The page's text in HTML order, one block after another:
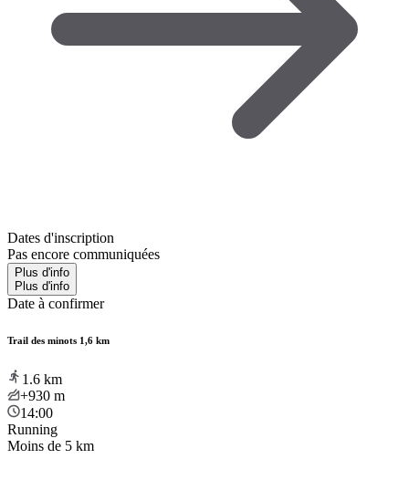
Dates d'inscription
Pas encore communiquées
Plus d'info
Plus d'info
Date à confirmer
Trail des minots 1,6 km
1.6 km
+930 m
14:00
Running
Moins de 5 km